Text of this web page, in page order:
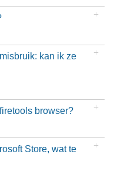
kan ik ze
browser?
Store, wat te